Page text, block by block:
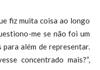
fiz muita coisa ao longo
me se não foi um
além de representar.
concentrado mais?“,